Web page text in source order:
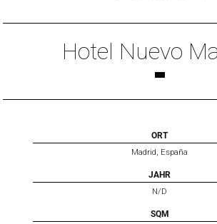
Hotel Nuevo
ORT
Madrid, España
JAHR
N/D
SQM